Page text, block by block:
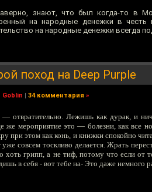
знают, что был когда-то в
на народные денежки в
на народные денежки всегда
поход на Deep Purple
Goblin | 34 комментария »
— отвратительно. Лежишь как дурак, и
же мероприятие это — болезни, как все
при этом как конь, и книжки спокойно
уже совсем тоскливо делается. Жрать
хоть грипп, а не тиф, потому что если от
в себя - вот тебе на- Это даже немного